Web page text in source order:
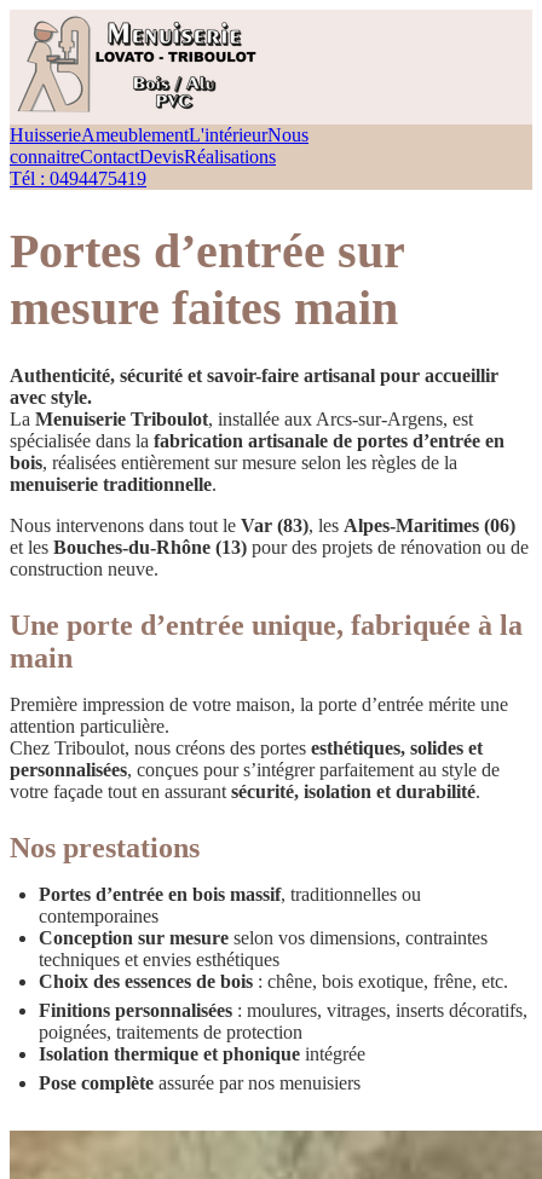
HuisserieAmeublementL'intérieurNous
connaitreContactDevisRéalisations
Tél : 0494475419
Portes d’entrée sur
mesure faites main
Authenticité, sécurité et savoir-faire artisanal pour accueillir
avec style.
La Menuiserie Triboulot, installée aux Arcs-sur-Argens, est
spécialisée dans la fabrication artisanale de portes d’entrée en
bois, réalisées entièrement sur mesure selon les règles de la
menuiserie traditionnelle.
Nous intervenons dans tout le Var (83), les Alpes-Maritimes (06)
et les Bouches-du-Rhône (13) pour des projets de rénovation ou de
construction neuve.
Une porte d’entrée unique, fabriquée à la
main
Première impression de votre maison, la porte d’entrée mérite une
attention particulière.
Chez Triboulot, nous créons des portes esthétiques, solides et
personnalisées, conçues pour s’intégrer parfaitement au style de
votre façade tout en assurant sécurité, isolation et durabilité.
Nos prestations
Portes d’entrée en bois massif, traditionnelles ou
contemporaines
Conception sur mesure selon vos dimensions, contraintes
techniques et envies esthétiques
Choix des essences de bois : chêne, bois exotique, frêne, etc.
Finitions personnalisées : moulures, vitrages, inserts décoratifs,
poignées, traitements de protection
Isolation thermique et phonique intégrée
Pose complète assurée par nos menuisiers